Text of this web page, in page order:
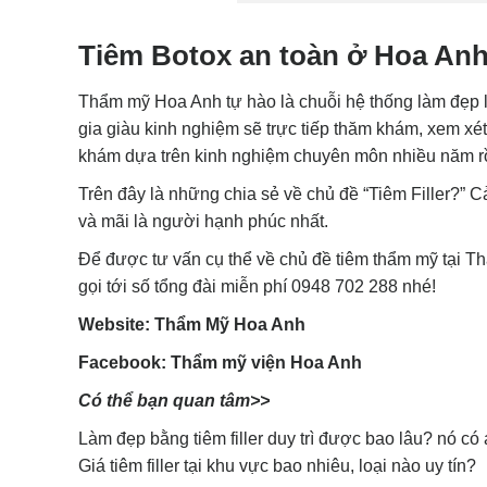
Tiêm Botox an toàn ở Hoa
Thẩm mỹ Hoa Anh tự hào là chuỗi hệ thống làm
gia giàu kinh nghiệm sẽ trực tiếp thăm khám, xem
khám dựa trên kinh nghiệm chuyên môn nhiều
Trên đây là những chia sẻ về chủ đề “Tiêm Filler?”
và mãi là người hạnh phúc nhất.
Để được tư vấn cụ thể về chủ đề tiêm thẩm mỹ tại
gọi tới số tổng đài miễn phí 0948 702 288 nhé!
Website: Thẩm Mỹ Hoa Anh
Facebook: Thẩm mỹ viện Hoa Anh
Có thể bạn quan tâm>>
Làm đẹp bằng tiêm filler duy trì được bao lâu? nó có
Giá tiêm filler tại khu vực bao nhiêu, loại nào uy tín?